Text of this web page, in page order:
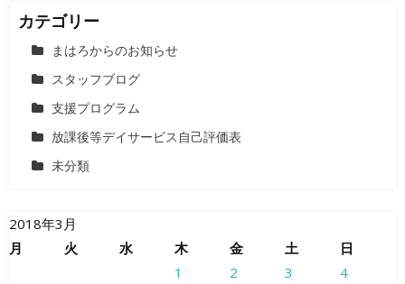
カテゴリー
まはろからのお知らせ
スタッフブログ
支援プログラム
放課後等デイサービス自己評価表
未分類
2018年3月
月
火 水 木 金 土
日
1
2 3 4